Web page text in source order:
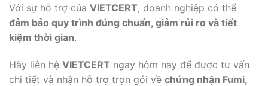
Với sự hỗ trợ của VIETCERT, doanh nghiệp có thể
đảm bảo quy trình đúng chuẩn, giảm rủi ro và tiết
kiệm thời gian.
Hãy liên hệ VIETCERT ngay hôm nay để được tư vấn
chi tiết và nhận hỗ trợ trọn gói về chứng nhận Fumi,